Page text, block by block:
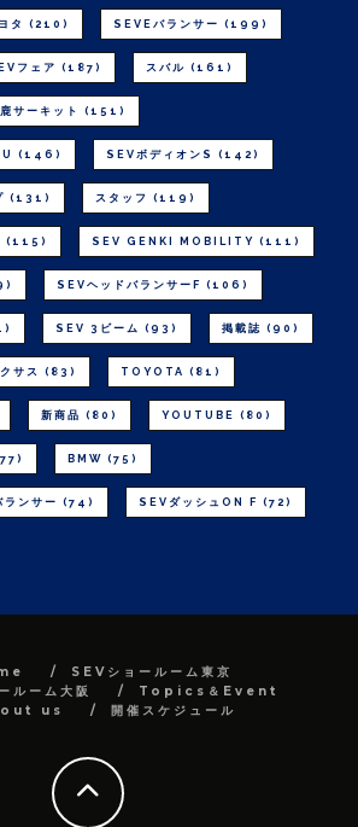
タ (210) SEVEバランサー (199)
フェア (187) スバル (161)
サーキット (151)
(146) SEVボディオンS (142)
(131) スタッフ (119)
(115) SEV GENKI MOBILITY (111)
SEVヘッドバランサーF (106)
SEV 3ビーム (93) 掲載誌 (90)
サス (83) TOYOTA (81)
新商品 (80) YOUTUBE (80)
BMW (75)
ンサー (74) SEVダッシュON F (72)
SEVショールーム東京
ルーム大阪
Topics＆Event
us
開催スケジュール